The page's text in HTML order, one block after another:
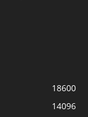
18600
14096